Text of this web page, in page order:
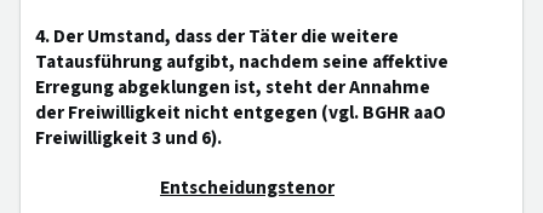
4. Der Umstand, dass der Täter die weitere
Tatausführung aufgibt, nachdem seine affektive
Erregung abgeklungen ist, steht der Annahme
der Freiwilligkeit nicht entgegen (vgl. BGHR aaO
Freiwilligkeit 3 und 6).
Entscheidungstenor